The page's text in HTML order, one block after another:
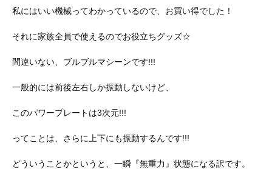
私にはいい機械ってわかっているので、お買い得でした！
それに家族全員で使えるのでお役立ちグッズ☆
間違いない、ブルブルマシーンです!!!
一般的には前後左右しか振動しないけど、
このパワープレートは3次元!!!
ってことは、さらに上下にも振動するんです!!!
どういうことかというと、一瞬『無重力』状態になる訳です。